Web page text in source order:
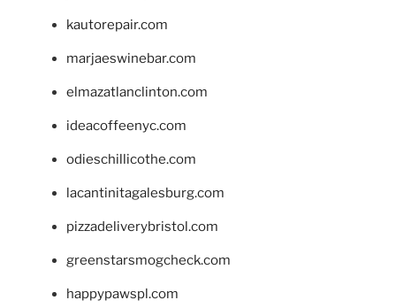
kautorepair.com
marjaeswinebar.com
elmazatlanclinton.com
ideacoffeenyc.com
odieschillicothe.com
lacantinitagalesburg.com
pizzadeliverybristol.com
greenstarsmogcheck.com
happypawspl.com